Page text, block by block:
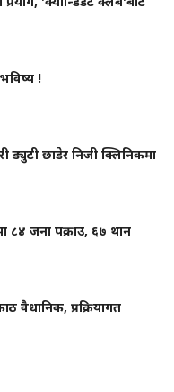
!
ड्युटी छाडेर निजी क्लिनिकमा
८४ जना पक्राउ, ६७ थान
वैधानिक, प्रक्रियागत